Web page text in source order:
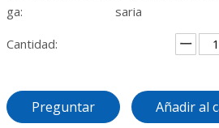
ga:
saria
Cantidad:
Preguntar Añadir al